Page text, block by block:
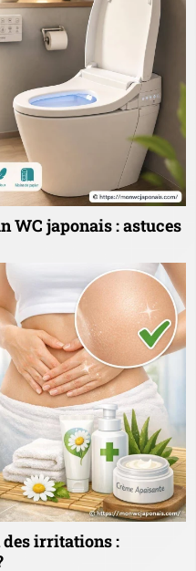
WC japonais : astuces
des irritations :